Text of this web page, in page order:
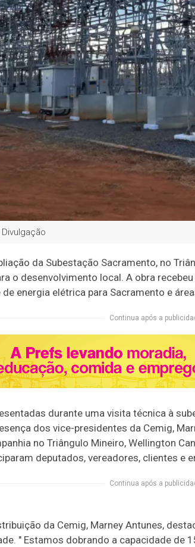
da Subestação Sacramento, no
o desenvolvimento local. A obra
energia elétrica para Sacramento e
Continua após a
durante uma visita técnica à
dos vice-presidentes da Cemig,
no Triângulo Mineiro, Wellington
deputados, vereadores, clientes e
Continua após a
da Cemig, Marney Antunes,
" Estamos dobrando a capacidade de